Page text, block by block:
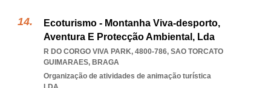
Ecoturismo - Montanha Viva-desporto,
Aventura E Protecção Ambiental, Lda
R DO CORGO VIVA PARK, 4800-786, SAO TORCATO
GUIMARAES, BRAGA
Organização de atividades de animação turística